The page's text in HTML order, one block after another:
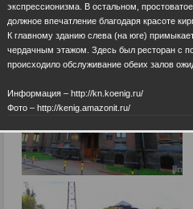
экспрессионизма. В остальном,
должное впечатление благодаря красоте
К главному зданию слева (на юге)
чердачным этажом. Здесь был ресторан с
происходило обслуживание обеих залов
Информация – http://kn.koenig.ru/
Фото – http://kenig.amazonit.ru/